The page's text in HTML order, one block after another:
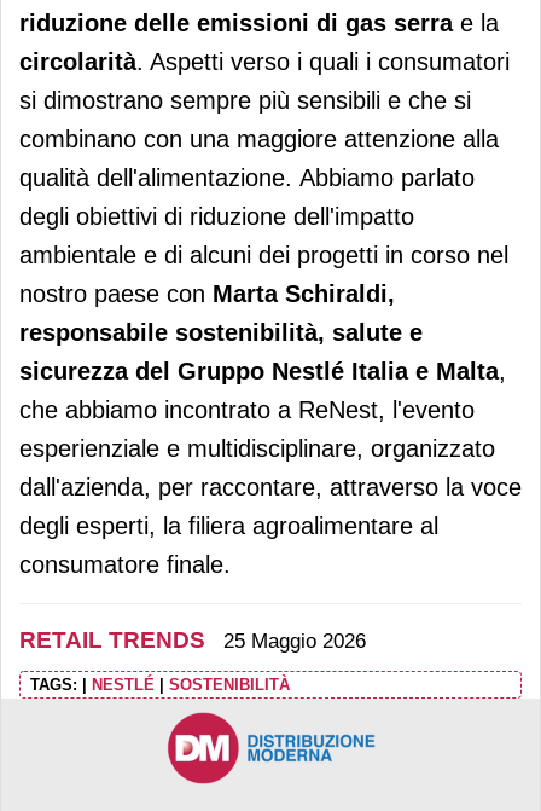
riduzione delle emissioni di gas serrae la
circolarità. Aspetti verso i quali i consumatori
si dimostrano sempre più sensibili e che si
combinano con una maggiore attenzione alla
qualità dell'alimentazione. Abbiamo parlato
degli obiettivi di riduzione dell'impatto
ambientale e di alcuni dei progetti in corso nel
nostro paese con Marta Schiraldi,
responsabile sostenibilità, salute e
sicurezza del Gruppo Nestlé Italia e Malta,
che abbiamo incontrato a ReNest, l'evento
esperienziale e multidisciplinare, organizzato
dall'azienda, per raccontare, attraverso la voce
degli esperti, la filiera agroalimentare al
consumatore finale.
RETAIL TRENDS 25 Maggio 2026
TAGS: NESTLÉ SOSTENIBILITÀ